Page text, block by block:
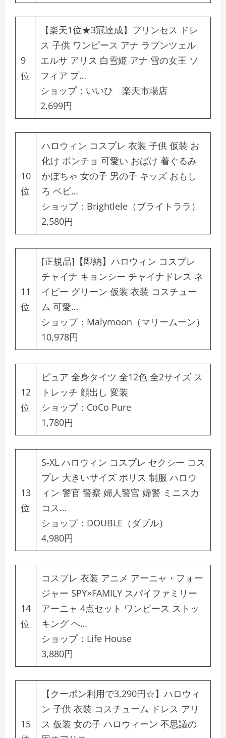
9
位
【楽天1位★3冠達成】プリンセス ドレ
ス 子供 ワンピース アナ ラプンツェル
エルサ アリス 白雪姫 アナ 雪の女王 ソ
フィア プ…
ショップ： いいひ 楽天市場店
2,699円
10
位
ハロウィン コスプレ 衣装 子供 仮装 お
化け ポンチョ 可愛い おばけ 着ぐるみ
かぼちゃ 女の子 男の子 キッズ おもし
ろ ベビ…
ショップ： Brightlele（ブライトララ）
2,580円
11
位
[正規品]【即納】ハロウィン コスプレ
チャイナ キョンシー チャイナドレス ネ
イビー グリーン 仮装 衣装 コスチュー
ム 可愛…
ショップ： Malymoon（マリームーン）
10,978円
12
位
ピュア 全身タイツ 全12色 全2サイズ ス
トレッチ 顔出し 変装
ショップ： CoCo Pure
1,780円
13
位
S-XL ハロウィン コスプレ セクシー コス
プレ 大きいサイズ ポリス 制服 ハロウ
ィン 警官 警察 婦人警官 婦警 ミニスカ
コス…
ショップ： DOUBLE（ダブル）
4,980円
14
位
コスプレ 衣装 アニメ アーニャ・フォー
ジャー SPY×FAMILY スパイファミリー
アーニャ 4点セット ワンピース ストッ
キング ヘ…
ショップ： Life House
3,880円
15
【クーポン利用で3,290円☆】ハロウィ
ン 子供 衣装 コスチューム ドレス アリ
ス 仮装 女の子 ハロウィーン 不思議の